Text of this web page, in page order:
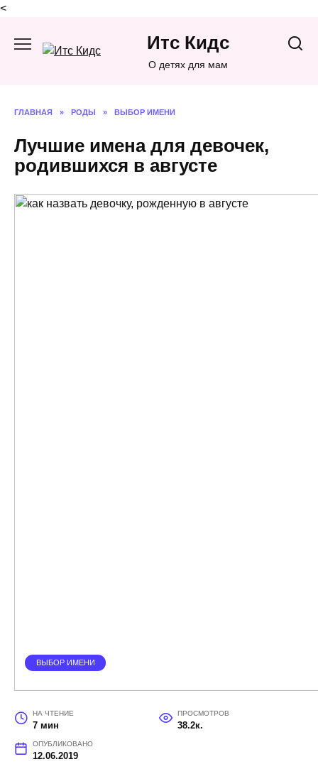
<
содержанию
Итс Кидс
О детях для мам
ГЛАВНАЯ » РОДЫ » ВЫБОР ИМЕНИ
Лучшие имена для девочек,
родившихся в августе
ВЫБОР ИМЕНИ
НА ЧТЕНИЕ
7 мин
ПРОСМОТРОВ
38.2к.
ОПУБЛИКОВАНО
12.06.2019